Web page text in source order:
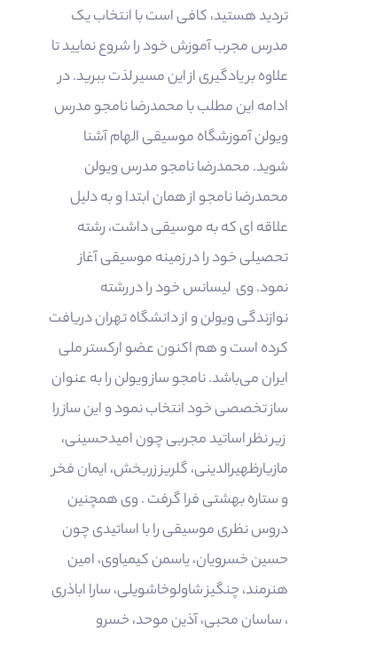
تردید هستید، کافی است با انتخاب یک
مدرس مجرب آموزش خود را شروع نمایید تا
علاوه بر یادگیری از این مسیر لذت ببرید. در
ادامه این مطلب با محمدرضا نامجو مدرس
ویولن آموزشگاه موسیقی الهام آشنا
شوید. محمدرضا نامجو مدرس ویولن
محمدرضا نامجو از همان ابتدا و به دلیل
علاقه ای که به موسیقی داشت، رشته
تحصیلی خود را در زمینه موسیقی آغاز
نمود. وی لیسانس خود را در رشته
نوازندگی ویولن و از دانشگاه تهران دریافت
کرده است و هم اکنون عضو ارکستر ملی
ایران می‌باشد. نامجو ساز ویولن را به عنوان
ساز تخصصی خود انتخاب نمود و این ساز را
زیر نظر اساتید مجربی چون امیدحسینی،
مازیارظهیرالدینی، گلریز زربخش، ایمان فخر
و ستاره بهشتی فرا گرفت . وی همچنین
دروس نظری موسیقی را با اساتیدی چون
حسین خسرویان، یاسمن کیمیاوی، امین
هنرمند، چنگیز شاولوخاشویلی، سارا اباذری
، ساسان محبی، آذین موحد، خسرو